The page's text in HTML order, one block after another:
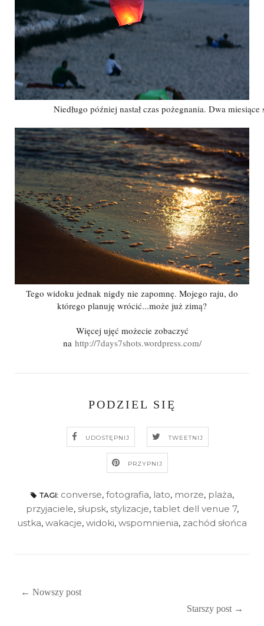
Niedługo później nastał czas pożegnania. Dwa
Tego widoku jednak nigdy nie zapomnę. Mojego raju, do
którego planuję wrócić...może już zimą?
Więcej ujęć możecie zobaczyć
na http://7days7shots.wordpress.com/
PODZIEL SIĘ
UDOSTĘPNIJ TWEETNIJ
PRZYPNIJ
TAGI: converse, fotografia, lato, morze, plaża,
przyjaciele, słupsk, stylizacje, tablet dell venue 7,
ustka, wakacje, widoki, wspomnienia, zachód słońca
← Nowszy post
Starszy post →